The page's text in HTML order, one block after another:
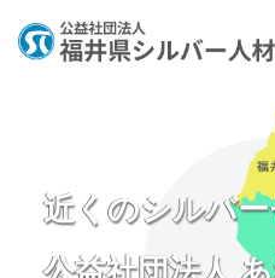
近くのシルバ
公益社団法人